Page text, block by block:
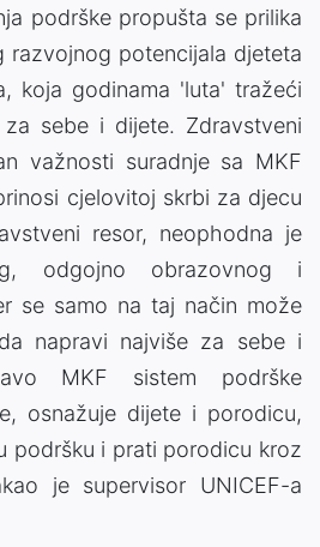
podrške propušta se prilika
razvojnog potencijala djeteta
koja godinama 'luta' tražeći
sebe i dijete. Zdravstveni
važnosti suradnje sa MKF
cjelovitoj skrbi za djecu
resor, neophodna je
odgojno obrazovnog i
se samo na taj način može
napravi najviše za sebe i
MKF sistem podrške
osnažuje dijete i porodicu,
podršku i prati porodicu kroz
je supervisor UNICEF-a